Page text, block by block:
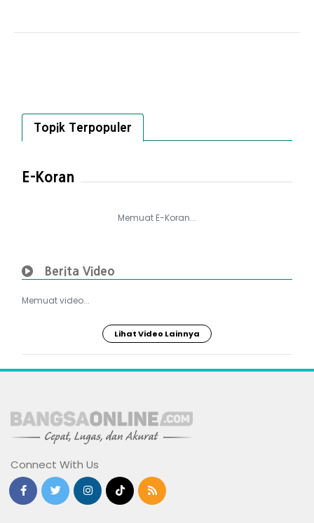
Topik Terpopuler
E-Koran
Memuat E-Koran...
Berita Video
Memuat video...
Lihat Video Lainnya
Connect With Us